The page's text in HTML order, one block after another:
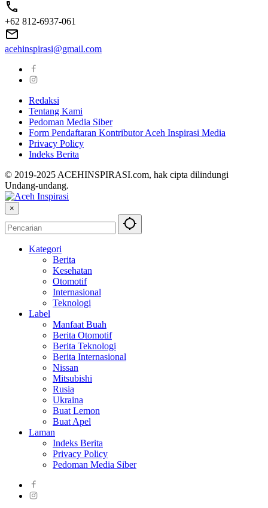
+62 812-6937-061
acehinspirasi@gmail.com
Redaksi
Tentang Kami
Pedoman Media Siber
Form Pendaftaran Kontributor Aceh Inspirasi Media
Privacy Policy
Indeks Berita
© 2019-2025 ACEHINSPIRASI.com, hak cipta dilindungi
Undang-undang.
×
Kategori
Berita
Kesehatan
Otomotif
Internasional
Teknologi
Label
Manfaat Buah
Berita Otomotif
Berita Teknologi
Berita Internasional
Nissan
Mitsubishi
Rusia
Ukraina
Buat Lemon
Buat Apel
Laman
Indeks Berita
Privacy Policy
Pedoman Media Siber